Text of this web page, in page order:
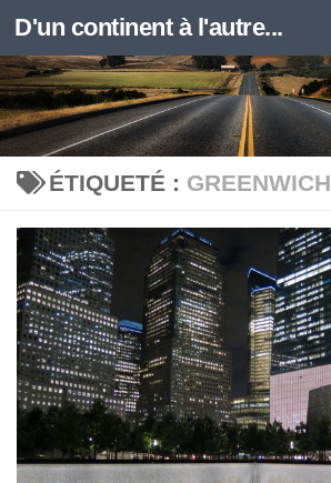
Skip to content
D'un continent à l'autre...
ÉTIQUETÉ :